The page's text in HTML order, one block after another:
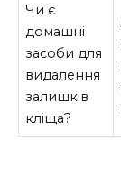
Чи є
домашні
засоби для
видалення
залишків
кліща?